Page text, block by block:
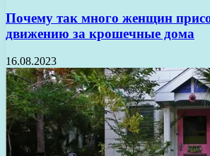
Почему так много женщин
движению за крошечные дома
16.08.2023